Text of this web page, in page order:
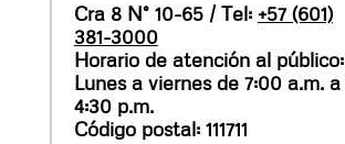
Cra 8 N° 10-65 / Tel: +57 (601)
381-3000
Horario de atención al público:
Lunes a viernes de 7:00 a.m. a
4:30 p.m.
Código postal: 111711